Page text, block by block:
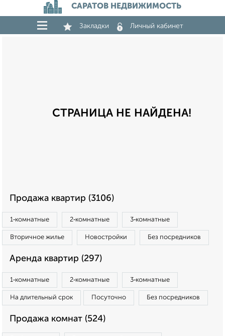
САРАТОВ НЕДВИЖИМОСТЬ
Закладки Личный кабинет
СТРАНИЦА НЕ НАЙДЕНА!
Продажа квартир (3106)
1‑комнатные 2‑комнатные 3‑комнатные
Вторичное жилье Новостройки Без посредников
Аренда квартир (297)
1‑комнатные 2‑комнатные 3‑комнатные
На длительный срок Посуточно Без посредников
Продажа комнат (524)